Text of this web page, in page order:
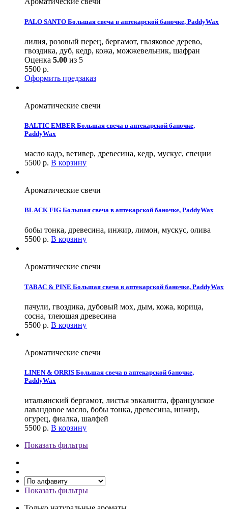
PALO SANTO Большая свеча в аптекарской баночкe, PaddyWax
лилия, розовый перец, бергамот, гваяковое дерево,
гвоздика, дуб, кедр, кожа, можжевельник, шафран
Оценка 5.00 из 5
5500 р.
Оформить предзаказ
Ароматические свечи
BALTIC EMBER Большая свеча в аптекарской баночкe,
PaddyWax
масло кадэ, ветивер, древесина, кедр, мускус, специи
5500 р. В корзину
Ароматические свечи
BLACK FIG Большая свеча в аптекарской баночкe, PaddyWax
бобы тонка, древесина, инжир, лимон, мускус, олива
5500 р. В корзину
Ароматические свечи
TABAC & PINE Большая свеча в аптекарской баночкe, PaddyWax
пачули, гвоздика, дубовый мох, дым, кожа, корица,
сосна, тлеющая древесина
5500 р. В корзину
Ароматические свечи
LINEN & ORRIS Большая свеча в аптекарской баночкe,
PaddyWax
итальянский бергамот, листья эвкалипта, французское
лавандовое масло, бобы тонка, древесина, инжир,
огурец, фиалка, шалфей
5500 р. В корзину
Показать фильтры
Показать фильтры